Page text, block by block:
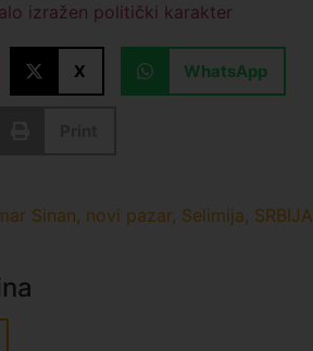
izražen politički karakter
X WhatsApp
Sinan, novi pazar, Selimija, SRBIJA